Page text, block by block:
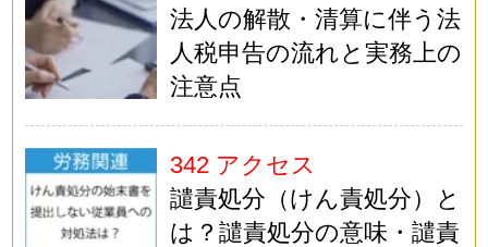
法人の解散・清算に伴う法
人税申告の流れと実務上の
注意点
342 アクセス
譴責処分（けん責処分）と
は？譴責処分の意味・譴責